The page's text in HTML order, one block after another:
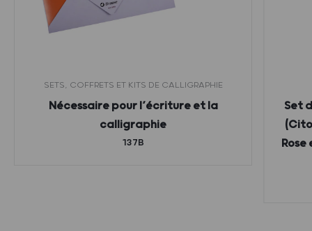
SETS, COFFRETS ET KITS DE CALLIGRAPHIE
Nécessaire pour l’écriture et la
calligraphie
137B
Set